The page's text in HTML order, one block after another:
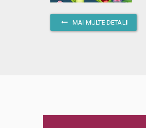
MAI MULTE DETALII